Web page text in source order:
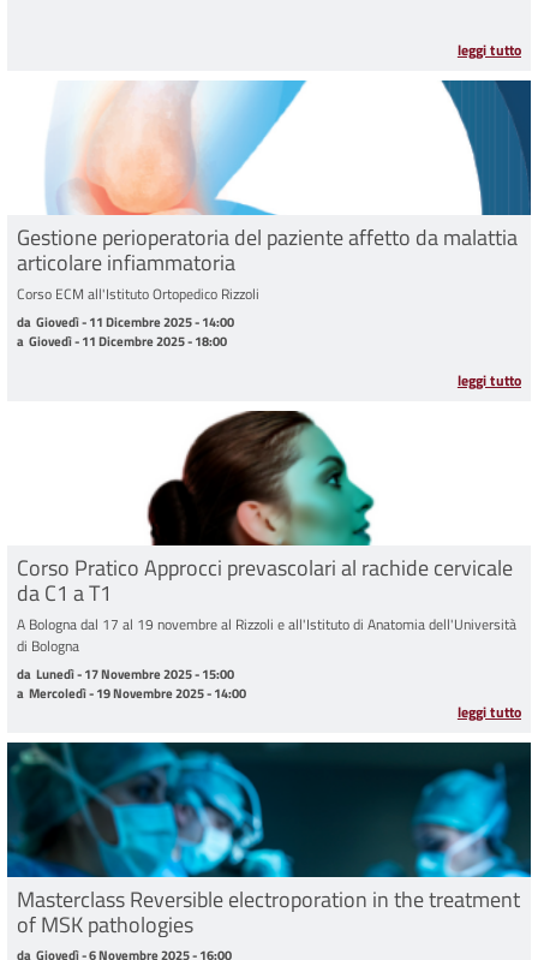
leggi tutto
Gestione perioperatoria del paziente affetto da malattia
articolare infiammatoria
Corso ECM all'Istituto Ortopedico Rizzoli
da Giovedì - 11 Dicembre 2025 - 14:00 a Giovedì - 11 Dicembre 2025 - 18:00
da Giovedì - 11 Dicembre 2025 - 14:00
a Giovedì - 11 Dicembre 2025 - 18:00
leggi tutto
Corso Pratico Approcci prevascolari al rachide cervicale
da C1 a T1
A Bologna dal 17 al 19 novembre al Rizzoli e all'Istituto di Anatomia dell'Università
di Bologna
da Lunedì - 17 Novembre 2025 - 15:00 a Mercoledì - 19 Novembre 2025 - 14:00
da Lunedì - 17 Novembre 2025 - 15:00
a Mercoledì - 19 Novembre 2025 - 14:00
leggi tutto
Masterclass Reversible electroporation in the treatment
of MSK pathologies
da Giovedì - 6 Novembre 2025 - 16:00 a Venerdì - 7 Novembre 2025 - 13:30
da Giovedì - 6 Novembre 2025 - 16:00